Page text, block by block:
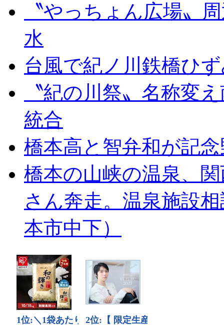
〝やっちょん広場〟
水
台風で紀ノ川鉄橋ひ
〝紀の川祭〟名称変
統合
橋本高と智弁和が記
橋本の山峡の温泉、
さん奔走。温泉施設
本市中下）